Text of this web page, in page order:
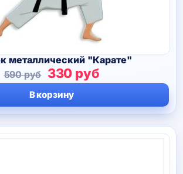
металлический "Карате"
590руб Первоначальная
цена
составляла
590 руб.
330 рубТекущая
цена:
330 руб.
В корзину